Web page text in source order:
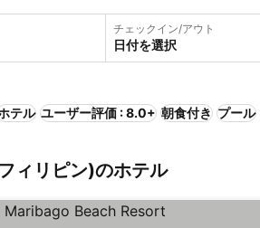
チェックイン/アウト
日付を選択
テル ユーザー評価 : 8.0+ 朝食付き プール
ィリピン)のホテル